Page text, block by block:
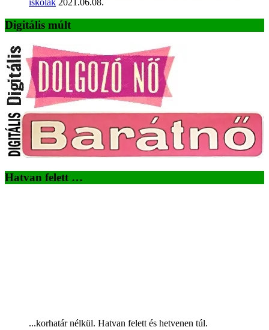
Digitális múlt
Hatvan felett …
...korhatár nélkül. Hatvan felett és hetvenen túl.